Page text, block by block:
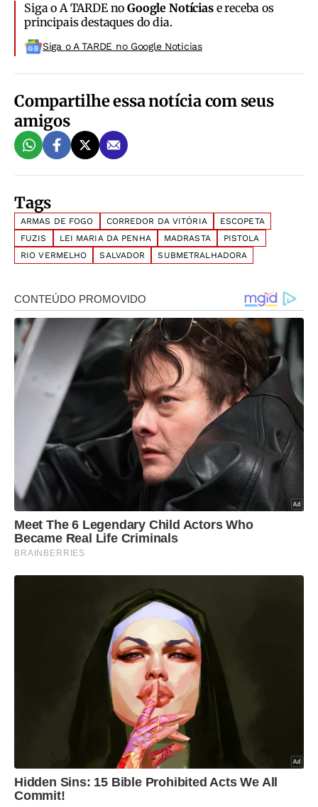
Siga o A TARDE noGoogle Notíciase receba os
principais destaques do dia.
Siga o A TARDE no Google Noticias
Compartilhe essa notícia com seus
amigos
Tags
ARMAS DE FOGO CORREDOR DA VITÓRIA
ESCOPETA
FUZIS
LEI MARIA DA PENHA MADRASTA
PISTOLA
RIO VERMELHO
SALVADOR SUBMETRALHADORA